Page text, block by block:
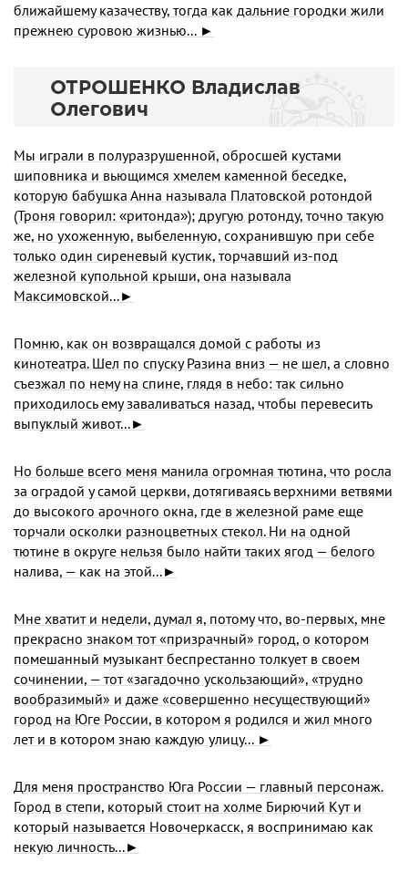
ближайшему казачеству, тогда как дальние городки жили
прежнею суровою жизнью... ►
ОТРОШЕНКО Владислав
Олегович
Мы играли в полуразрушенной, обросшей кустами
шиповника и вьющимся хмелем каменной беседке,
которую бабушка Анна называла Платовской ротондой
(Троня говорил: «ритонда»); другую ротонду, точно такую
же, но ухоженную, выбеленную, сохранившую при себе
только один сиреневый кустик, торчавший из-под
железной купольной крыши, она называла
Максимовской...►
Помню, как он возвращался домой с работы из
кинотеатра. Шел по спуску Разина вниз — не шел, а словно
съезжал по нему на спине, глядя в небо: так сильно
приходилось ему заваливаться назад, чтобы перевесить
выпуклый живот...►
Но больше всего меня манила огромная тютина, что росла
за оградой у самой церкви, дотягиваясь верхними ветвями
до высокого арочного окна, где в железной раме еще
торчали осколки разноцветных стекол. Ни на одной
тютине в округе нельзя было найти таких ягод — белого
налива, — как на этой...►
Мне хватит и недели, думал я, потому что, во-первых, мне
прекрасно знаком тот «призрачный» город, о котором
помешанный музыкант беспрестанно толкует в своем
сочинении, — тот «загадочно ускользающий», «трудно
вообразимый» и даже «совершенно несуществующий»
город на Юге России, в котором я родился и жил много
лет и в котором знаю каждую улицу... ►
Для меня пространство Юга России — главный персонаж.
Город в степи, который стоит на холме Бирючий Кут и
который называется Новочеркасск, я воспринимаю как
некую личность...►